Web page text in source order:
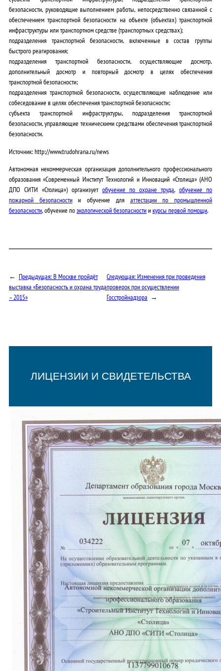
безопасности, руководящие выполнением работы, непосредственно связанной с
обеспечением транспортной безопасности на объекте (объектах) транспортной
инфраструктуры или транспортном средстве (транспортных средствах);
подразделения транспортной безопасности, включенные в состав группы
быстрого реагирования;
подразделения транспортной безопасности, осуществляющие досмотр,
дополнительный досмотр и повторный досмотр в целях обеспечения
транспортной безопасности;
подразделения транспортной безопасности, осуществляющие наблюдение или
собеседование в целях обеспечения транспортной безопасности;
субъекта транспортной инфраструктуры, подразделения транспортной
безопасности, управляющие техническими средствами обеспечения транспортной
безопасности.
Источник: http://www.trudohrana.ru/news
Автономная некоммерческая организация дополнительного профессионального
образования «Современный Институт Технологий и Инноваций «Столица» (АНО
ДПО СИТИ «Столица») организует обучение по охране труда, обучение по
пожарной безопасностии обучение для аттестации по промышленной
безопасности, обучение поэкологической безопасностиикурсы первой помощи.
← Предыдущая:В Москве пройдёт
выставка «Безопасность и охрана труда
– 2015»
Следующая:Изменения при проведения
проверок при осуществлении
Госстройнадзора →
ЛИЦЕНЗИИ И СВИДЕТЕЛЬСТВА